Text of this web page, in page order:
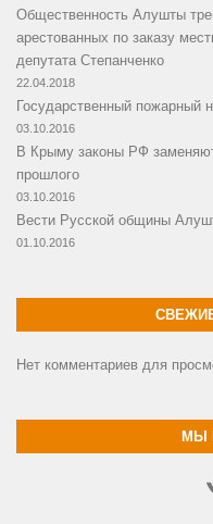
Общественность Алушты
арестованных по заказу
депутата Степанченко
22.04.2018
Государственный пожарный
03.10.2016
В Крыму законы РФ
прошлого
03.10.2016
Вести Русской общины
01.10.2016
Нет комментариев для
МЫ